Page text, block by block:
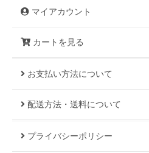
マイアカウント
カートを見る
お支払い方法について
配送方法・送料について
プライバシーポリシー